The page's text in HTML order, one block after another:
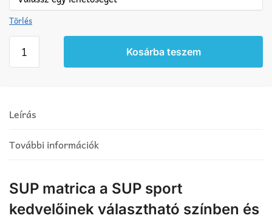
Törlés
matrica
7
Kosárba teszem
Leírás
További információk
SUP matrica a SUP sport
kedvelőinek választható színben és